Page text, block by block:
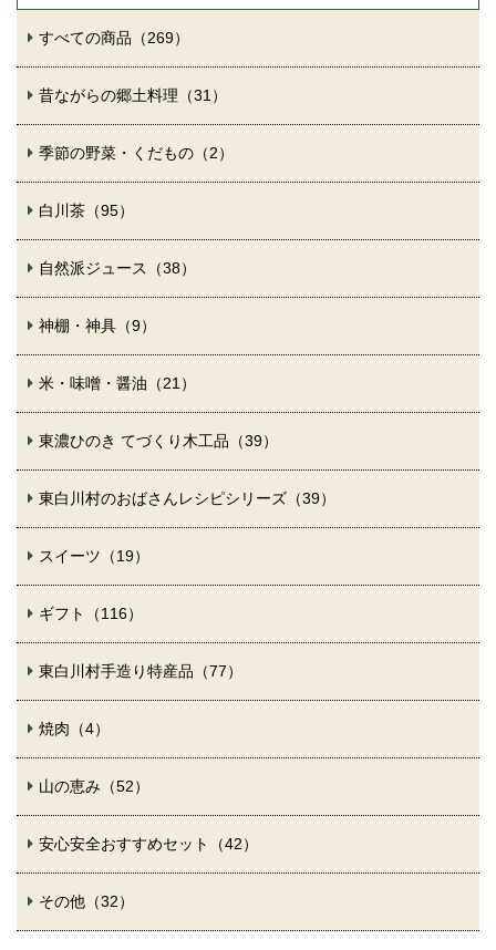
すべての商品（269）
昔ながらの郷土料理（31）
季節の野菜・くだもの（2）
白川茶（95）
自然派ジュース（38）
神棚・神具（9）
米・味噌・醤油（21）
東濃ひのき てづくり木工品（39）
東白川村のおばさんレシピシリーズ（39）
スイーツ（19）
ギフト（116）
東白川村手造り特産品（77）
焼肉（4）
山の恵み（52）
安心安全おすすめセット（42）
その他（32）